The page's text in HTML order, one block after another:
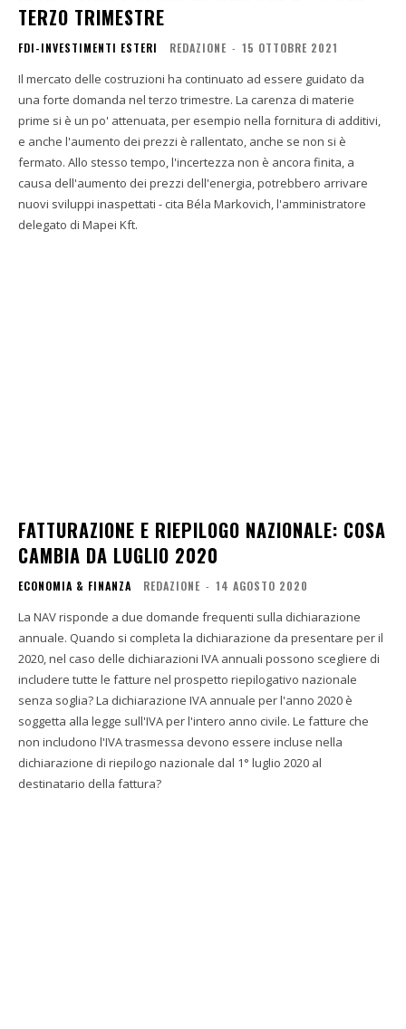
TERZO TRIMESTRE
FDI-INVESTIMENTI ESTERI REDAZIONE - 15 OTTOBRE 2021
Il mercato delle costruzioni ha continuato ad essere guidato da
una forte domanda nel terzo trimestre. La carenza di materie
prime si è un po' attenuata, per esempio nella fornitura di additivi,
e anche l'aumento dei prezzi è rallentato, anche se non si è
fermato. Allo stesso tempo, l'incertezza non è ancora finita, a
causa dell'aumento dei prezzi dell'energia, potrebbero arrivare
nuovi sviluppi inaspettati - cita Béla Markovich, l'amministratore
delegato di Mapei Kft.
FATTURAZIONE E RIEPILOGO NAZIONALE: COSA
CAMBIA DA LUGLIO 2020
ECONOMIA & FINANZA REDAZIONE - 14 AGOSTO 2020
La NAV risponde a due domande frequenti sulla dichiarazione
annuale. Quando si completa la dichiarazione da presentare per il
2020, nel caso delle dichiarazioni IVA annuali possono scegliere di
includere tutte le fatture nel prospetto riepilogativo nazionale
senza soglia? La dichiarazione IVA annuale per l'anno 2020 è
soggetta alla legge sull'IVA per l'intero anno civile. Le fatture che
non includono l'IVA trasmessa devono essere incluse nella
dichiarazione di riepilogo nazionale dal 1° luglio 2020 al
destinatario della fattura?